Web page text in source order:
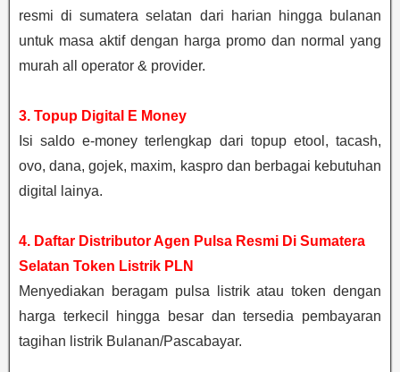
resmi di sumatera selatan dari harian hingga bulanan
untuk masa aktif dengan harga promo dan normal yang
murah all operator & provider.
3. Topup Digital E Money
Isi saldo e-money terlengkap dari topup etool, tacash,
ovo, dana, gojek, maxim, kaspro dan berbagai kebutuhan
digital lainya.
4. Daftar Distributor Agen Pulsa Resmi Di Sumatera
Selatan Token Listrik PLN
Menyediakan beragam pulsa listrik atau token dengan
harga terkecil hingga besar dan tersedia pembayaran
tagihan listrik Bulanan/Pascabayar.